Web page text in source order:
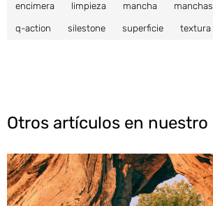
encimera limpieza mancha manchas
q-action silestone superficie textura
Otros artículos en nuestro